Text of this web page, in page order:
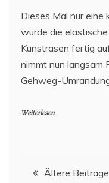
Dieses Mal nur
wurde die
Kunstrasen fertig
nimmt nun langsam
Gehweg-
Weiterlesen
Ältere Beiträge